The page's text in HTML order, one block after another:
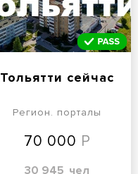
Тольятти сейчас
Регион. порталы
70 000
30 945 чел